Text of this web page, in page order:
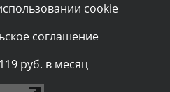
виден после проверки
cookie
соглашение
руб. в месяц